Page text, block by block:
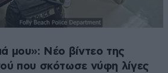
μου»: Νέο βίντεο της
που σκότωσε νύφη λίγες